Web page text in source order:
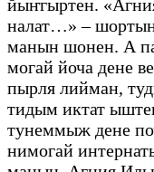
йыҥгыртен.
налат…» –
манын шонен. А
могай йоча дене
пырля лийман,
тидым иктат
тунеммыж дене
нимогай